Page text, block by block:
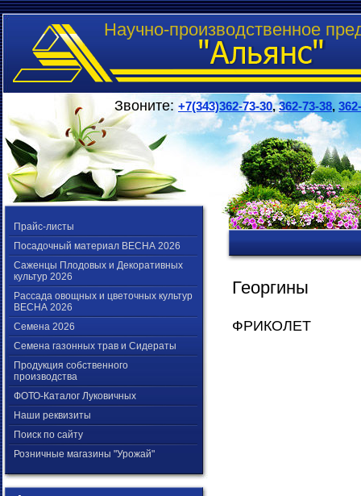
Научно-производственное
Звоните: +7(343)362-73-30,362-73-38,
Прайс-листы
Посадочный материал ВЕСНА 2026
Саженцы Плодовых и Декоративных
культур 2026
Рассада овощных и цветочных культур
ВЕСНА 2026
Семена 2026
Семена газонных трав и Сидераты
Продукция собственного
производства
ФОТО-Каталог Луковичных
Наши реквизиты
Поиск по сайту
Розничные магазины "Урожай"
Георгины
ФРИКОЛЕТ